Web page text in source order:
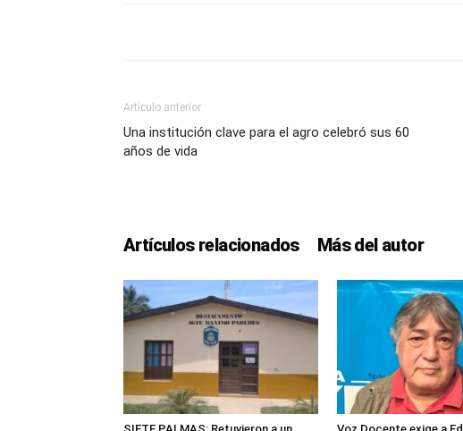
Artículo anterior
Una institución clave para el agro celebró sus 60
años de vida
Artículos relacionados Más del autor